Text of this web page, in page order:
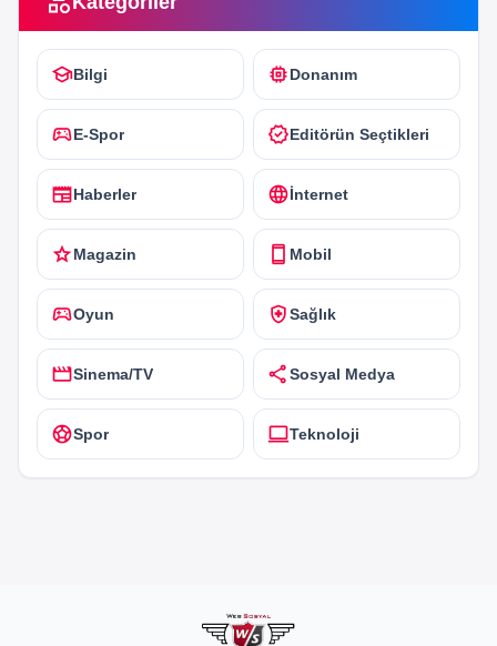
schoolBilgi memoryDonanım
sports_esportsE-Spor verifiedEditörün Seçtikleri
newspaperHaberler languageİnternet
starMagazin smartphone Mobil
sports_esportsOyun health_and_safetySağlık
movieSinema/TV shareSosyal Medya
sports_soccerSpor computerTeknoloji